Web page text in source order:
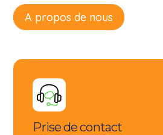
A propos de nous
Prise de contact